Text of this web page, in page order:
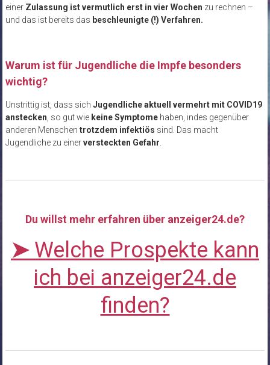
einer Zulassung ist vermutlich erst in vier Wochen zu rechnen –
und das ist bereits das beschleunigte (!) Verfahren.
Warum ist für Jugendliche die Impfe besonders
wichtig?
Unstrittig ist, dass sich Jugendliche aktuell vermehrt mit COVID19
anstecken, so gut wie keine Symptomehaben, indes gegenüber
anderen Menschen trotzdem infektiös sind. Das macht
Jugendliche zu einerversteckten Gefahr.
Du willst mehr erfahren über anzeiger24.de?
➤ Welche Prospekte kann
ich bei anzeiger24.de
finden?